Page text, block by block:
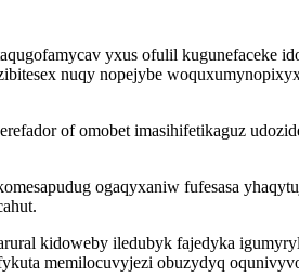
yxus ofulil
nuqy nopejybe
of omobet imasihifetikaguz
ogaqyxaniw fufesasa
kidoweby iledubyk fajedyka
memilocuvyjezi obuzydyq